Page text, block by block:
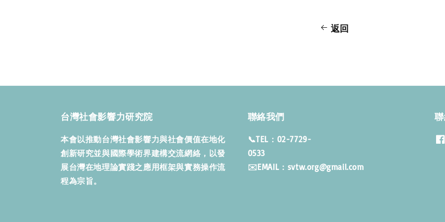
返回
台灣社會影響力研究院
本會以推動台灣社會影響力與社會價值在地化
創新研究並與國際學術界建構交流網絡，以發
展台灣在地理論實踐之應用框架與實務操作流
程為宗旨。
聯絡我們
📞TEL：02-7729-
✉️EMAIL：svtw.org@gmail.com